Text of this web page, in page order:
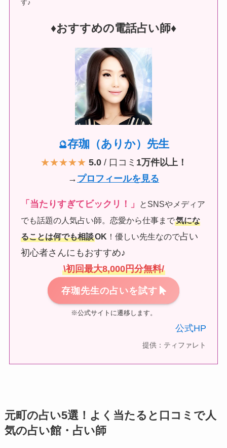
す♪
♦︎おすすめの電話占い師♦︎
🔮存珈（ありか）先生
★★★★★ 5.0/ 口コミ 1万件以上！
→ プロフィールを見る
「当たりすぎてビックリ！」
とSNSやメディア
でも話題の人気占い師。恋愛から仕事まで気にな
ることは何でも相談OK ！優しい先生なので占い
初心者さんにもおすすめ♪
\初回最大8,000円分無料/
存珈先生の占いを試す
※公式サイトに遷移します。
公式HP
提供：ティファレト
元町の占い5選！よく当たると口コミで人
気の占い館・占い師